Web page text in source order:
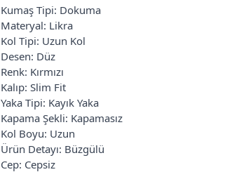
Kumaş Tipi: Dokuma
Materyal: Likra
Kol Tipi: Uzun Kol
Desen: Düz
Renk: Kırmızı
Kalıp: Slim Fit
Yaka Tipi: Kayık Yaka
Kapama Şekli: Kapamasız
Kol Boyu: Uzun
Ürün Detayı: Büzgülü
Cep: Cepsiz